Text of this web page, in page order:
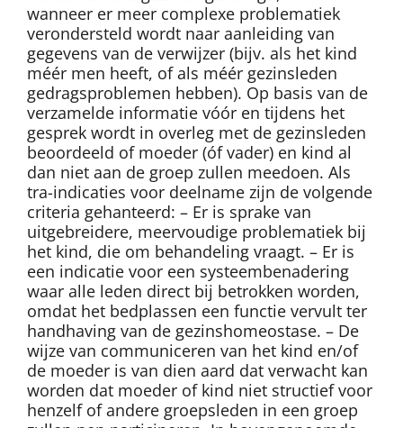
wanneer er meer complexe problematiek
verondersteld wordt naar aanleiding van
gegevens van de verwijzer (bijv. als het kind
méér men heeft, of als méér gezinsleden
gedragsproblemen hebben). Op basis van de
verzamelde informatie vóór en tijdens het
gesprek wordt in overleg met de gezinsleden
beoordeeld of moeder (óf vader) en kind al
dan niet aan de groep zullen meedoen. Als
tra-indicaties voor deelname zijn de volgende
criteria gehanteerd: – Er is sprake van
uitgebreidere, meervoudige problematiek bij
het kind, die om behandeling vraagt. – Er is
een indicatie voor een systeembenadering
waar alle leden direct bij betrokken worden,
omdat het bedplassen een functie vervult ter
handhaving van de gezinshomeostase. – De
wijze van communiceren van het kind en/of
de moeder is van dien aard dat verwacht kan
worden dat moeder of kind niet structief voor
henzelf of andere groepsleden in een groep